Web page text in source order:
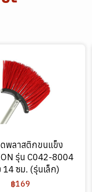
ดพลาสติกขนแข็ง
รุ่น C042-8004
14 ซม. (รุ่นเล็ก)
฿169